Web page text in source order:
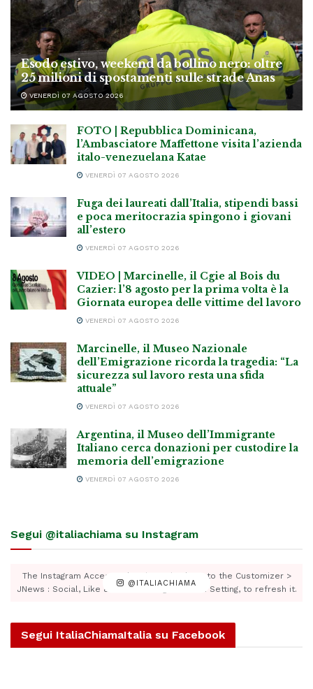
Esodo estivo, weekend da bollino nero: oltre
25 milioni di spostamenti sulle strade Anas
VENERDÌ 07 AGOSTO 2026
FOTO | Repubblica Dominicana,
l’Ambasciatore Maffettone visita l’azienda
italo-venezuelana Katae
VENERDÌ 07 AGOSTO 2026
Fuga dei laureati dall’Italia, stipendi bassi
e poca meritocrazia spingono i giovani
all’estero
VENERDÌ 07 AGOSTO 2026
VIDEO | Marcinelle, il Cgie al Bois du
Cazier: l’8 agosto per la prima volta è la
Giornata europea delle vittime del lavoro
VENERDÌ 07 AGOSTO 2026
Marcinelle, il Museo Nazionale
dell’Emigrazione ricorda la tragedia: “La
sicurezza sul lavoro resta una sfida
attuale”
VENERDÌ 07 AGOSTO 2026
Argentina, il Museo dell’Immigrante
Italiano cerca donazioni per custodire la
memoria dell’emigrazione
VENERDÌ 07 AGOSTO 2026
Segui @italiachiama su Instagram
@ITALIACHIAMA
The Instagram Access Token is expired, Go to the Customizer >
JNews : Social, Like & View > Instagram Feed Setting, to refresh it.
Segui ItaliaChiamaItalia su Facebook